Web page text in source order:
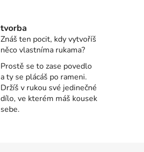
tvorba
Znáš ten pocit, kdy vytvoříš
něco vlastníma rukama?
Prostě se to zase povedlo
a ty se plácáš po rameni.
Držíš v rukou své jedinečné
dílo, ve kterém máš kousek
sebe.